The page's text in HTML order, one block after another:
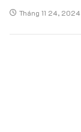
Tháng 11 24, 2024